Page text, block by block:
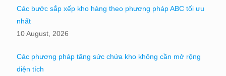
Các bước sắp xếp kho hàng theo phương pháp ABC tối ưu
nhất
10 August, 2026
Các phương pháp tăng sức chứa kho không cần mở rộng
diện tích